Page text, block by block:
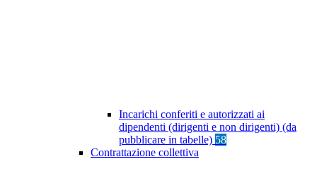
Incarichi conferiti e autorizzati ai
dipendenti (dirigenti e non dirigenti) (da
pubblicare in tabelle) 58
Contrattazione collettiva